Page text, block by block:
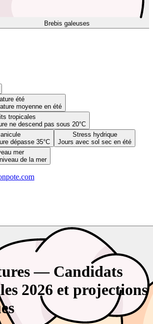
Brebis galeuses
été
moyenne en été
tropicales
ne descend pas sous 20°C
dépasse 35°C
Stress hydrique
Jours avec sol sec en été
mer
de la mer
— Candidats
2026 et projections